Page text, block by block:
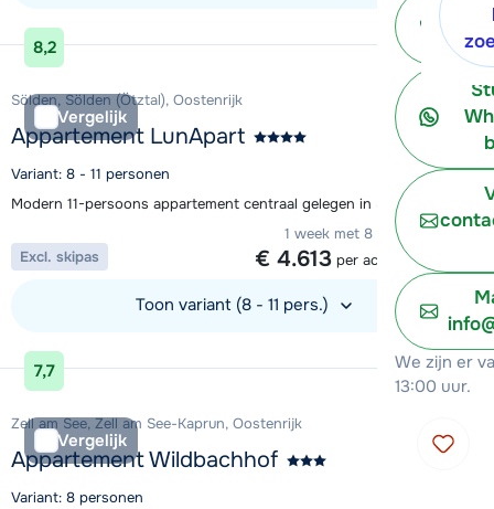
We zijn er
13:00 uur.
Bekijk accommodatie
8,2
Vergelijk
Sölden, Sölden (Ötztal), Oostenrijk
Appartement LunApart
Variant: 8 - 11 personen
Modern 11-persoons appartement centraal gelegen in Sölden
1 week met 8 personen vanaf
€ 4.613 per accommodatie
Excl. skipas
Toon variant (8 - 11 pers.)
Bekijk accommodatie
7,7
Vergelijk
Zell am See, Zell am See-Kaprun, Oostenrijk
Appartement Wildbachhof
Variant: 8 personen